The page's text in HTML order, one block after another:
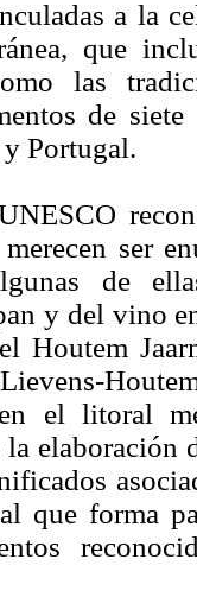
a la
que
las
de
Portugal.
ser
de
y del vino
Houtem
el litoral
la elaboración
que forma